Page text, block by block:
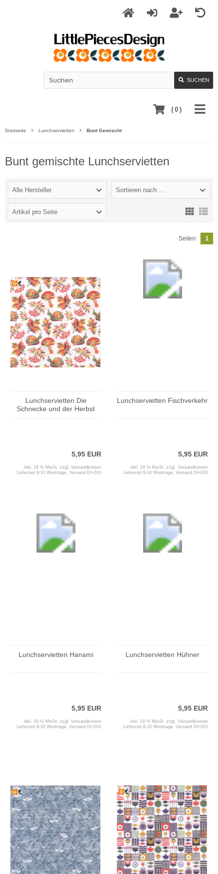
SUCHEN
( 0 )
Startseite Lunchservietten Bunt Gemischt
Bunt gemischte Lunchservietten
Alle Hersteller Sortieren nach ...
Artikel pro Seite
Seiten: 1
Lunchservietten Die
Schnecke und der Herbst
5,95 EUR
inkl. 19 % MwSt. zzgl. Versandkosten
Lieferzeit:8-10 Werktage, Versand DI+DO
Lunchservietten Fischverkehr
5,95 EUR
inkl. 19 % MwSt. zzgl. Versandkosten
Lieferzeit:8-10 Werktage, Versand DI+DO
Lunchservietten Hanami
5,95 EUR
inkl. 19 % MwSt. zzgl. Versandkosten
Lieferzeit:8-10 Werktage, Versand DI+DO
Lunchservietten Hühner
5,95 EUR
inkl. 19 % MwSt. zzgl. Versandkosten
Lieferzeit:8-10 Werktage, Versand DI+DO